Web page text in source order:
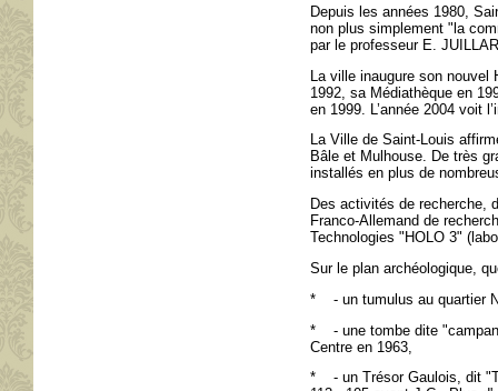
Depuis les années 1980,
non plus simplement "la
par le professeur E.
La ville inaugure son nouvel
1992, sa Médiathèque en
en 1999. L’année 2004 voit
La Ville de Saint-Louis
Bâle et Mulhouse. De très
installés en plus de
Des activités de recherche,
Franco-Allemand de
Technologies "HOLO 3"
Sur le plan archéologique,
* - un tumulus au quartier
* - une tombe dite
Centre en 1963,
* - un Trésor Gaulois, dit